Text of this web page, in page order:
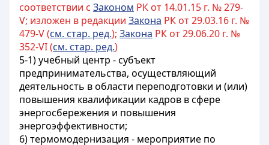
соответствии с Законом РК от 14.01.15 г. № 279-
V; изложен в редакции Закона РК от 29.03.16 г. №
479-V (см. стар. ред.); Закона РК от 29.06.20 г. №
352-VI (см. стар. ред.)
5-1) учебный центр - субъект
предпринимательства, осуществляющий
деятельность в области переподготовки и (или)
повышения квалификации кадров в сфере
энергосбережения и повышения
энергоэффективности;
6) термомодернизация - мероприятие по